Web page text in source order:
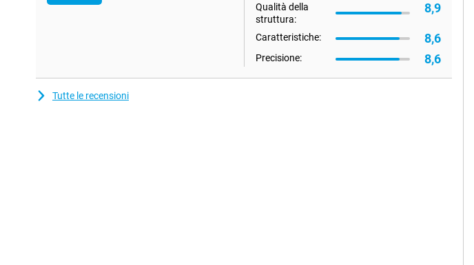
Qualità della
struttura:
8,9
Caratteristiche: 8,6
Precisione: 8,6
Tutte le recensioni